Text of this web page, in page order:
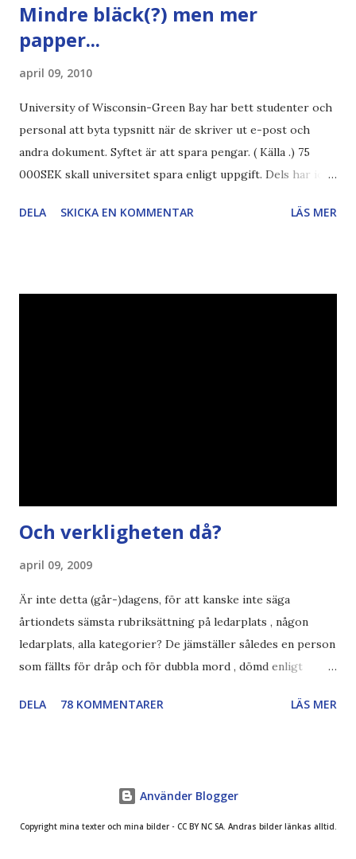
Mindre bläck(?) men mer
papper...
april 09, 2010
University of Wisconsin-Green Bay har bett studenter och
personal att byta typsnitt när de skriver ut e-post och
andra dokument. Syftet är att spara pengar. ( Källa .) 75
000SEK skall universitet spara enligt uppgift. Dels har iofs
"bläck". Dels så undrar jag om de 30% besparingar -
DELA SKICKA EN KOMMENTAR LÄS MER
Och verkligheten då?
april 09, 2009
Är inte detta (går-)dagens, för att kanske inte säga
årtiondets sämsta rubriksättning på ledarplats , någon
ledarplats, alla kategorier? De jämställer således en person
som fällts för dråp och för dubbla mord , dömd enligt
resterande straff i sverige. en som fängslats och torterats
att kolla upp om det verkligen var sant - trodde faktiskt
först att det var en photoshoppad bild... Jag tror jag spyr!
DELA 78 KOMMENTARER LÄS MER
Använder Blogger
Copyright mina texter och mina bilder - CC BY NC SA. Andras bilder länkas alltid.